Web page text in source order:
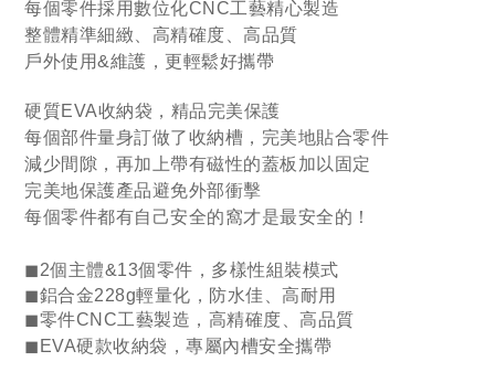
每個零件採用數位化CNC工藝精心製造
整體精準細緻、高精確度、高品質
戶外使用&維護，更輕鬆好攜帶
硬質EVA收納袋，精品完美保護
每個部件量身訂做了收納槽，完美地貼合零件
減少間隙， 再加上帶有磁性的蓋板加以固定
完美地保護產品避免外部衝擊
每個零件都有自己安全的窩才是最安全的！
◼2個 主體&13個零件，多樣性組裝模式
◼鋁合金228g輕量化， 防水佳、高耐用
◼零件CNC工藝製造， 高精確度、高品質
◼ EVA硬款收納袋，專屬內槽安全攜帶